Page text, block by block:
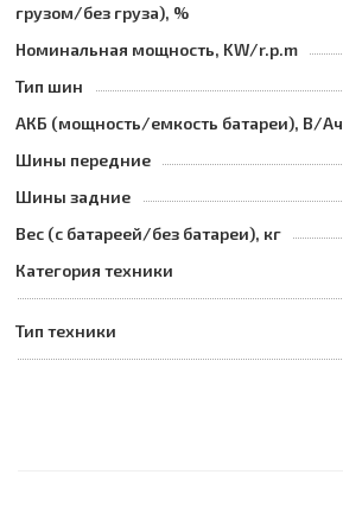
грузом/без груза), %
Номинальная мощность, KW/r.p.m
Тип шин
АКБ (мощность/емкость батареи), В/Ач
Шины передние
Шины задние
Вес (с батареей/без батареи), кг
Категория техники
Тип техники